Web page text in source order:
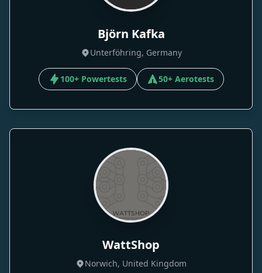
Björn Kafka
Unterföhring, Germany
100+ Powertests 50+ Aerotests
WattShop
Norwich, United Kingdom